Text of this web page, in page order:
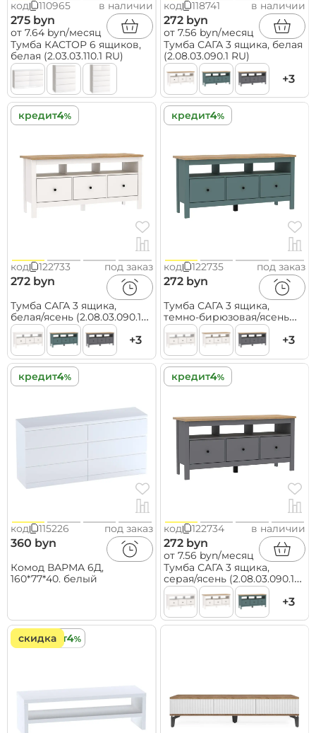
код 110965 в наличии
275 byn
от 7.64 byn/месяц
Тумба КАСТОР 6 ящиков,
белая (2.03.03.110.1 RU)
код 118741 в наличии
272 byn
от 7.56 byn/месяц
Тумба САГА 3 ящика, белая
(2.08.03.090.1 RU)
+3
кредит
код 122733 под заказ
272 byn
Тумба САГА 3 ящика,
белая/ясень (2.08.03.090.14
RU)
+3
кредит
код 122735 под заказ
272 byn
Тумба САГА 3 ящика,
темно-бирюзовая/ясень
(2.08.03.090.16 RU)
+3
кредит
код 115226 под заказ
360 byn
Комод ВАРМА 6Д,
160*77*40. белый
кредит
код 122734 в наличии
272 byn
от 7.56 byn/месяц
Тумба САГА 3 ящика,
серая/ясень (2.08.03.090.15
RU)
+3
скидка
кредит